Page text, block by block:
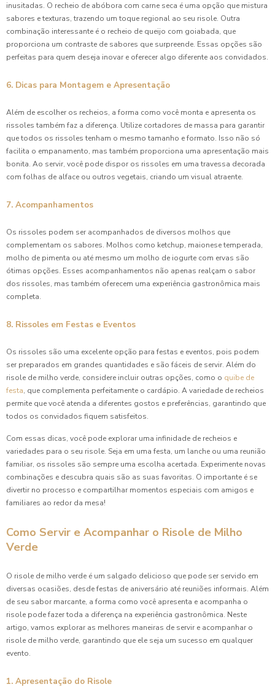
inusitadas. O recheio de abóbora com carne seca é uma opção que mistura
sabores e texturas, trazendo um toque regional ao seu risole. Outra
combinação interessante é o recheio de queijo com goiabada, que
proporciona um contraste de sabores que surpreende. Essas opções são
perfeitas para quem deseja inovar e oferecer algo diferente aos convidados.
6. Dicas para Montagem e Apresentação
Além de escolher os recheios, a forma como você monta e apresenta os
rissoles também faz a diferença. Utilize cortadores de massa para garantir
que todos os rissoles tenham o mesmo tamanho e formato. Isso não só
facilita o empanamento, mas também proporciona uma apresentação mais
bonita. Ao servir, você pode dispor os rissoles em uma travessa decorada
com folhas de alface ou outros vegetais, criando um visual atraente.
7. Acompanhamentos
Os rissoles podem ser acompanhados de diversos molhos que
complementam os sabores. Molhos como ketchup, maionese temperada,
molho de pimenta ou até mesmo um molho de iogurte com ervas são
ótimas opções. Esses acompanhamentos não apenas realçam o sabor
dos rissoles, mas também oferecem uma experiência gastronômica mais
completa.
8. Rissoles em Festas e Eventos
Os rissoles são uma excelente opção para festas e eventos, pois podem
ser preparados em grandes quantidades e são fáceis de servir. Além do
risole de milho verde, considere incluir outras opções, como o quibe de
festa, que complementa perfeitamente o cardápio. A variedade de recheios
permite que você atenda a diferentes gostos e preferências, garantindo que
todos os convidados fiquem satisfeitos.
Com essas dicas, você pode explorar uma infinidade de recheios e
variedades para o seu risole. Seja em uma festa, um lanche ou uma reunião
familiar, os rissoles são sempre uma escolha acertada. Experimente novas
combinações e descubra quais são as suas favoritas. O importante é se
divertir no processo e compartilhar momentos especiais com amigos e
familiares ao redor da mesa!
Como Servir e Acompanhar o Risole de Milho
Verde
O risole de milho verde é um salgado delicioso que pode ser servido em
diversas ocasiões, desde festas de aniversário até reuniões informais. Além
de seu sabor marcante, a forma como você apresenta e acompanha o
risole pode fazer toda a diferença na experiência gastronômica. Neste
artigo, vamos explorar as melhores maneiras de servir e acompanhar o
risole de milho verde, garantindo que ele seja um sucesso em qualquer
evento.
1. Apresentação do Risole